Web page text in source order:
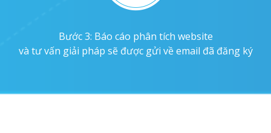
Bước 3: Báo cáo phân tích website
và tư vấn giải pháp sẽ được gửi về email đã đăng ký